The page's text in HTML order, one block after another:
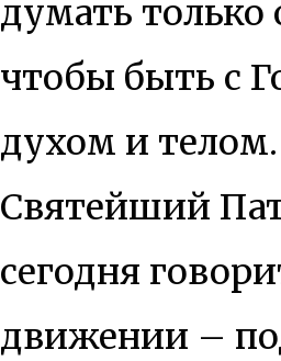
думать только
чтобы быть с
духом и
Святейший
сегодня
движении –